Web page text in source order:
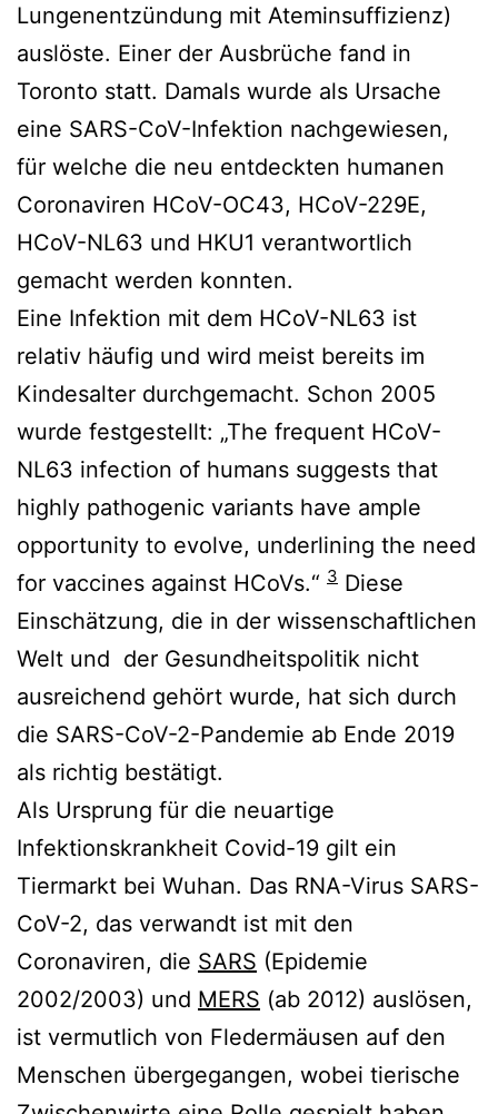
Lungenentzündung mit Ateminsuffizienz)
auslöste. Einer der Ausbrüche fand in
Toronto statt. Damals wurde als Ursache
eine SARS-CoV-Infektion nachgewiesen,
für welche die neu entdeckten humanen
Coronaviren HCoV-OC43, HCoV-229E,
HCoV-NL63 und HKU1 verantwortlich
gemacht werden konnten.
Eine Infektion mit dem HCoV-NL63 ist
relativ häufig und wird meist bereits im
Kindesalter durchgemacht. Schon 2005
wurde festgestellt: „The frequent HCoV-
NL63 infection of humans suggests that
highly pathogenic variants have ample
opportunity to evolve, underlining the need
for vaccines against HCoVs.“ 3 Diese
Einschätzung, die in der wissenschaftlichen
Welt und der Gesundheitspolitik nicht
ausreichend gehört wurde, hat sich durch
die SARS-CoV-2-Pandemie ab Ende 2019
als richtig bestätigt.
Als Ursprung für die neuartige
Infektionskrankheit Covid-19 gilt ein
Tiermarkt bei Wuhan. Das RNA-Virus SARS-
CoV-2, das verwandt ist mit den
Coronaviren, die SARS (Epidemie
2002/2003) und MERS (ab 2012) auslösen,
ist vermutlich von Fledermäusen auf den
Menschen übergegangen, wobei tierische